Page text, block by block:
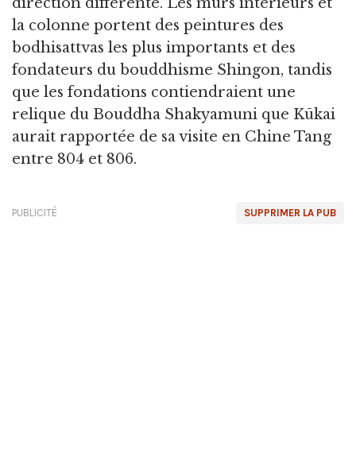
la colonne portent des peintures des
bodhisattvas les plus importants et des
fondateurs du bouddhisme Shingon, tandis
que les fondations contiendraient une
relique du Bouddha Shakyamuni que Kūkai
aurait rapportée de sa visite en Chine Tang
entre 804 et 806.
SUPPRIMER LA PUB
PUBLICITÉ